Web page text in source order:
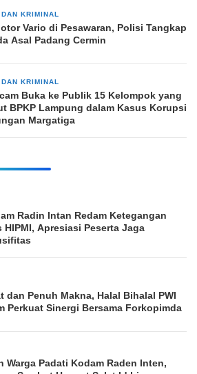
KRIMINAL
Vario di Pesawaran, Polisi Tangkap
Asal Padang Cermin
KRIMINAL
Buka ke Publik 15 Kelompok yang
BPKP Lampung dalam Kasus Korupsi
Margatiga
Radin Intan Redam Ketegangan
HIPMI, Apresiasi Peserta Jaga
dan Penuh Makna, Halal Bihalal PWI
Perkuat Sinergi Bersama Forkopimda
Warga Padati Kodam Raden Inten,